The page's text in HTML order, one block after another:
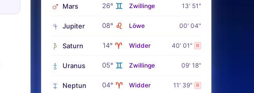
Mars 26° ♊ Zwillinge 13' 51"
Jupiter 08° ♌ Löwe 00' 04"
Saturn 14° ♈ Widder 40' 01" R
Uranus 05° ♊ Zwillinge 09' 18"
Neptun 04° ♈ Widder 11' 39" R